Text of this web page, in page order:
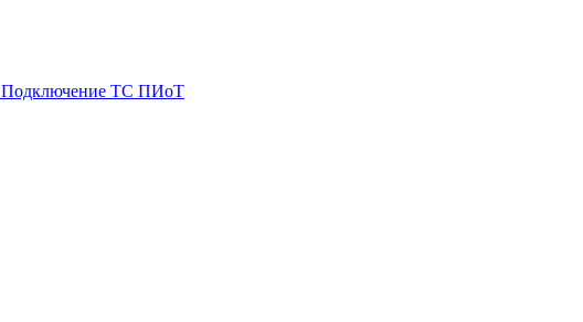
Подключение ТС ПИоТ